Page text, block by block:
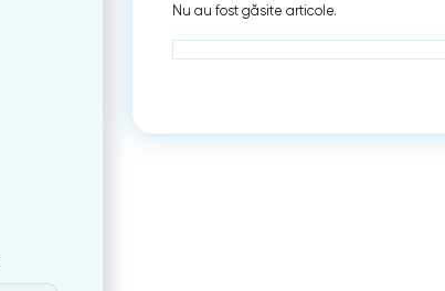
Nu au fost găsite articole.